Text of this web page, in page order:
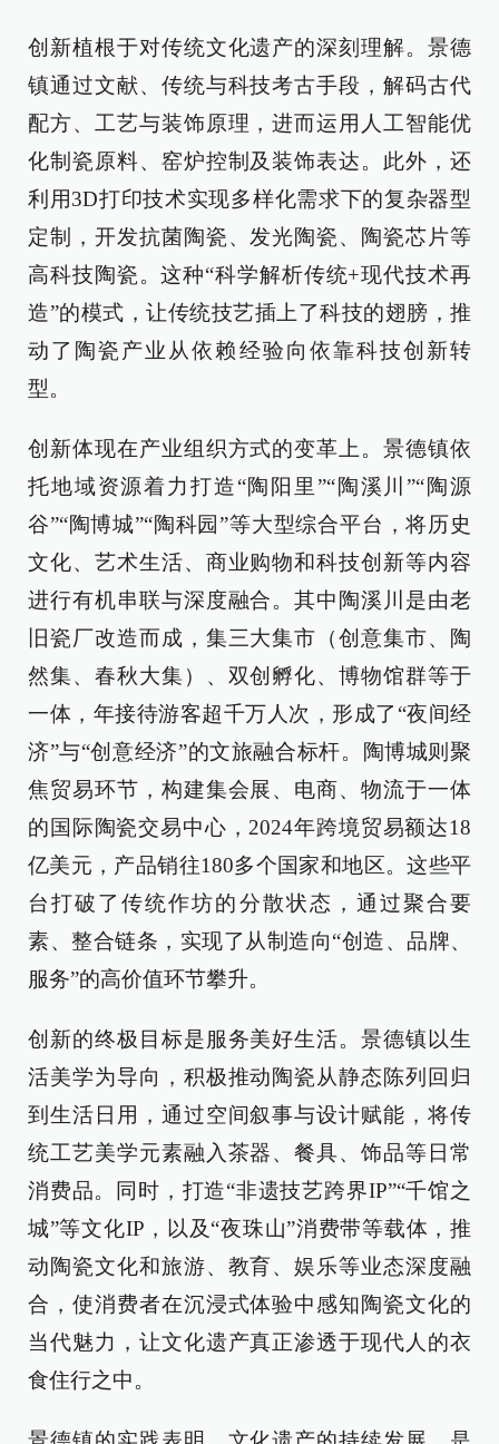
创新植根于对传统文化遗产的深刻理解。景德
镇通过文献、传统与科技考古手段，解码古代
配方、工艺与装饰原理，进而运用人工智能优
化制瓷原料、窑炉控制及装饰表达。此外，还
利用3D打印技术实现多样化需求下的复杂器型
定制，开发抗菌陶瓷、发光陶瓷、陶瓷芯片等
高科技陶瓷。这种“科学解析传统+现代技术再
造”的模式，让传统技艺插上了科技的翅膀，推
动了陶瓷产业从依赖经验向依靠科技创新转
型。
创新体现在产业组织方式的变革上。景德镇依
托地域资源着力打造“陶阳里”“陶溪川”“陶源
谷”“陶博城”“陶科园”等大型综合平台，将历史
文化、艺术生活、商业购物和科技创新等内容
进行有机串联与深度融合。其中陶溪川是由老
旧瓷厂改造而成，集三大集市（创意集市、陶
然集、春秋大集）、双创孵化、博物馆群等于
一体，年接待游客超千万人次，形成了“夜间经
济”与“创意经济”的文旅融合标杆。陶博城则聚
焦贸易环节，构建集会展、电商、物流于一体
的国际陶瓷交易中心，2024年跨境贸易额达18
亿美元，产品销往180多个国家和地区。这些平
台打破了传统作坊的分散状态，通过聚合要
素、整合链条，实现了从制造向“创造、品牌、
服务”的高价值环节攀升。
创新的终极目标是服务美好生活。景德镇以生
活美学为导向，积极推动陶瓷从静态陈列回归
到生活日用，通过空间叙事与设计赋能，将传
统工艺美学元素融入茶器、餐具、饰品等日常
消费品。同时，打造“非遗技艺跨界IP”“千馆之
城”等文化IP，以及“夜珠山”消费带等载体，推
动陶瓷文化和旅游、教育、娱乐等业态深度融
合，使消费者在沉浸式体验中感知陶瓷文化的
当代魅力，让文化遗产真正渗透于现代人的衣
食住行之中。